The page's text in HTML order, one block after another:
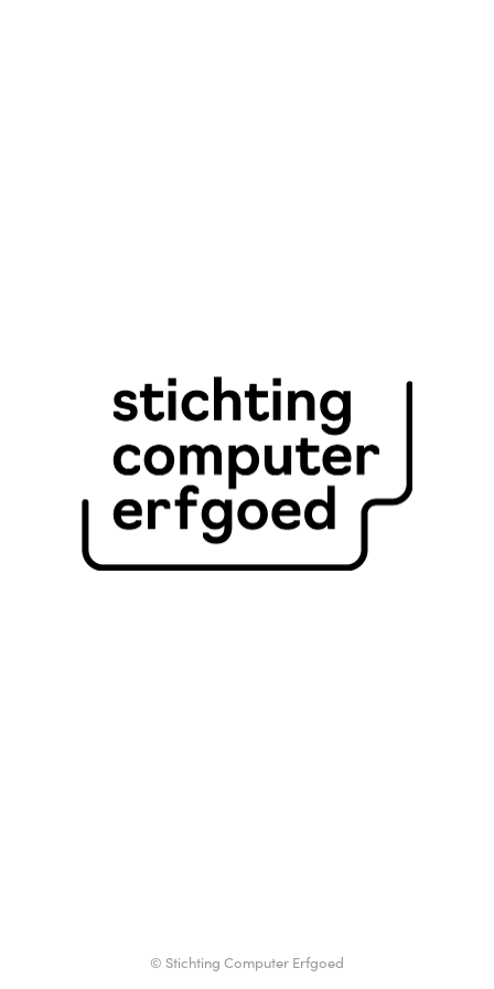
© Stichting Computer Erfgoed